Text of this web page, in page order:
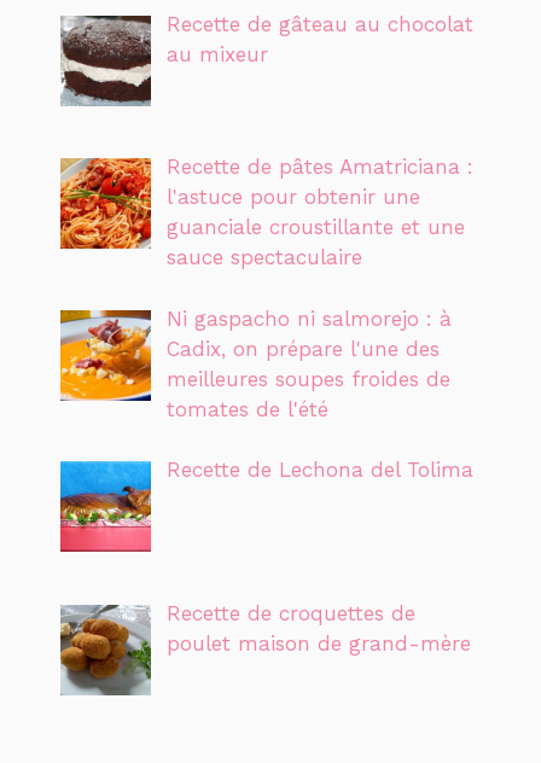
Recette de gâteau au chocolat
au mixeur
Recette de pâtes Amatriciana :
l'astuce pour obtenir une
guanciale croustillante et une
sauce spectaculaire
Ni gaspacho ni salmorejo : à
Cadix, on prépare l'une des
meilleures soupes froides de
tomates de l'été
Recette de Lechona del Tolima
Recette de croquettes de
poulet maison de grand-mère